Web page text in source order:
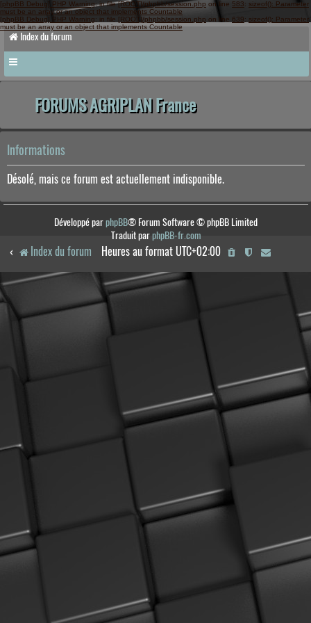
[phpBB Debug] PHP Warning: in file[ROOT]/phpbb/session.php on line 583: sizeof(): Parameter
must be an array or an object that implements Countable
[phpBB Debug] PHP Warning: in file [ROOT]/phpbb/session.php on line 639: sizeof(): Parameter
must be an array or an object that implements Countable
Index du forum
FORUMS AGRIPLAN France
Informations
Désolé, mais ce forum est actuellement indisponible.
Développé parphpBB® Forum Software © phpBB Limited
Traduit parphpBB-fr.com
Index du forum Heures au format UTC+02:00